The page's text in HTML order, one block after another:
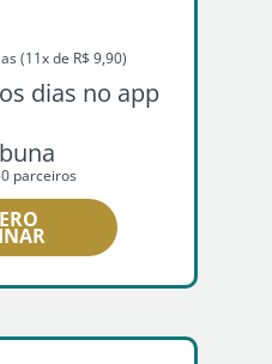
(11x de R$ 9,90)
dias no app
parceiros